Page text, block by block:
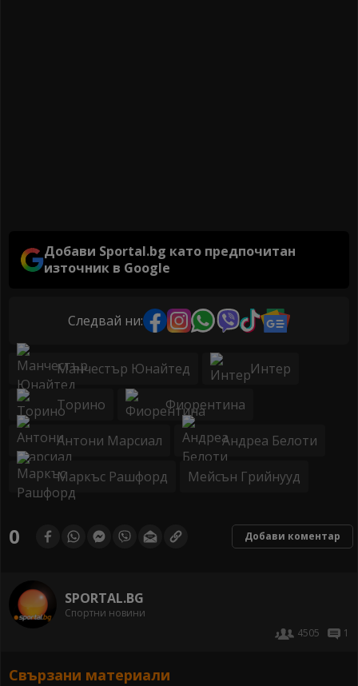
Добави Sportal.bg като предпочитан
източник в Google
Следвай ни:
Манчестър Юнайтед Интер
Торино Фиорентина
Антони Марсиал Андреа Белоти
Маркъс Рашфорд Мейсън Грийнууд
0 Добави коментар
SPORTAL.BG
Спортни новини
4505
1
Свързани материали